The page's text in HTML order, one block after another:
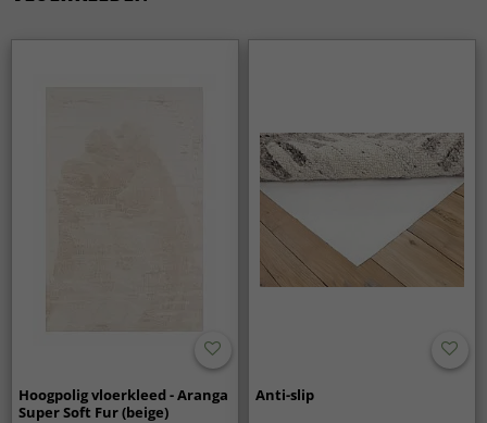
Hoogpolig vloerkleed - Aranga
Super Soft Fur (beige)
Anti-slip